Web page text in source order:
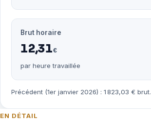
Brut horaire
12,31€
par heure travaillée
Précédent (1er janvier 2026) : 1 823,03 € brut.
EN DÉTAIL